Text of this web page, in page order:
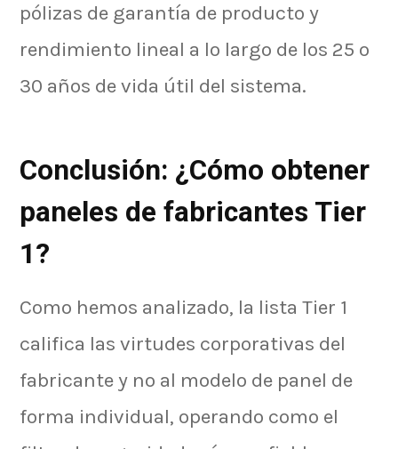
pólizas de garantía de producto y
rendimiento lineal a lo largo de los 25 o
30 años de vida útil del sistema.
Conclusión: ¿Cómo obtener
paneles de fabricantes Tier
1?
Como hemos analizado, la lista Tier 1
califica las virtudes corporativas del
fabricante y no al modelo de panel de
forma individual, operando como el